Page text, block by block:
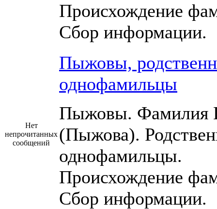
Происхождение
Сбор информации.
Нет
непрочитанных
сообщений
Пыжовы,
однофамильцы
Пыжовы. Фамилия
(Пыжова).
однофамильцы.
Происхождение
Сбор информации.